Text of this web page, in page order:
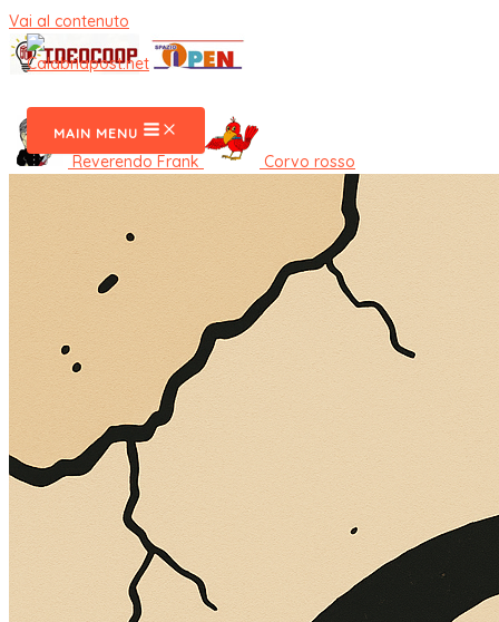
Vai al contenuto
MAIN MENU
Reverendo Frank Corvo rosso